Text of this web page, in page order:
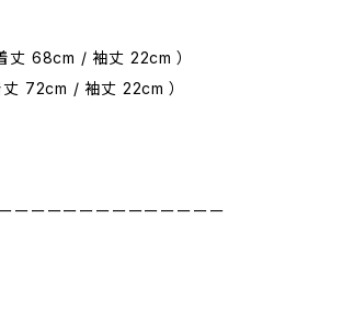
68cm / 袖丈 22cm ）
72cm / 袖丈 22cm ）
ーーーーーーーーーーーーー